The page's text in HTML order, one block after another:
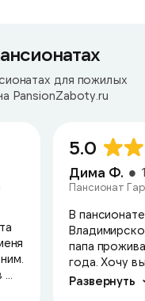
для пожилых
PansionZaboty.ru
5.0
Дима Ф.
Пансионат
В
папа
года. Хочу
Развернуть